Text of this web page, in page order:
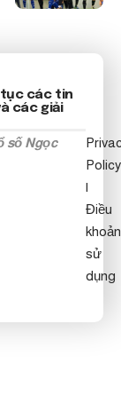
tục các tin
các giải
số Ngọc
Policy
|
Điều
khoản
sử
dụng